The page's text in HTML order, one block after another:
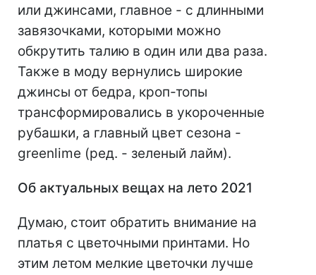
или джинсами, главное - с длинными
завязочками, которыми можно
обкрутить талию в один или два раза.
Также в моду вернулись широкие
джинсы от бедра, кроп-топы
трансформировались в укороченные
рубашки, а главный цвет сезона -
greenlime (ред. - зеленый лайм).
Об актуальных вещах на лето 2021
Думаю, стоит обратить внимание на
платья с цветочными принтами. Но
этим летом мелкие цветочки лучше